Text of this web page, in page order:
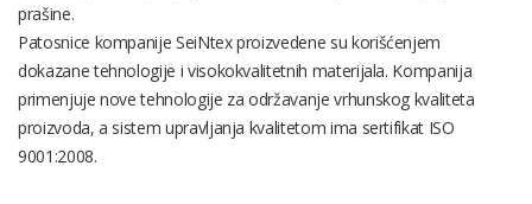
prašine.
Patosnice kompanije SeiNtex proizvedene su korišćenjem
dokazane tehnologije i visokokvalitetnih materijala. Kompanija
primenjuje nove tehnologije za održavanje vrhunskog kvaliteta
proizvoda, a sistem upravljanja kvalitetom ima sertifikat ISO
9001:2008.